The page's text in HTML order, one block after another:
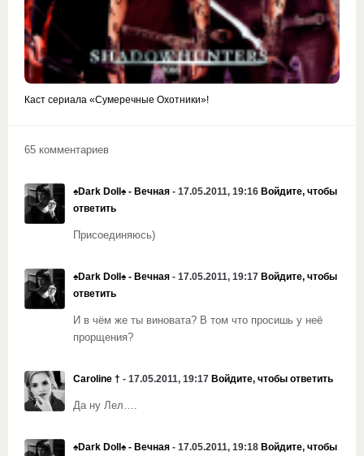
Каст сериала «Сумеречные Охотники»!
65 комментариев
♠Dark Doll♠ - Вечная - 17.05.2011, 19:16 Войдите, чтобы
ответить
Присоединяюсь)
♠Dark Doll♠ - Вечная - 17.05.2011, 19:17 Войдите, чтобы
ответить
И в чём же ты виновата? В том что просишь у неё
прорщения?
Caroline † - 17.05.2011, 19:17 Войдите, чтобы ответить
Да ну Лел….
♠Dark Doll♠ - Вечная - 17.05.2011, 19:18 Войдите, чтобы